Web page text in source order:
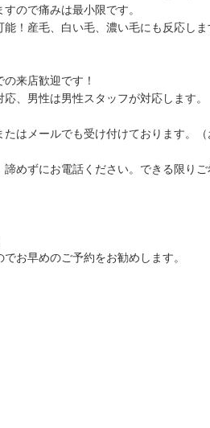
ので痛みは最小限です。
！産毛、白い毛、濃い毛にも反応し
来店歓迎です！
、男性は男性スタッフが対応します。
はメールでも受け付けております。
めずにお電話ください。できる限り
お早めのご予約をお勧めします。